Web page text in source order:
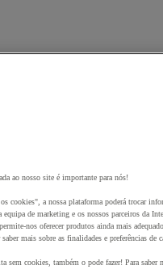
:
ao nosso site é importante para nós!
cookies", a nossa plataforma poderá trocar
equipa de marketing e os nossos parceiros da
nos oferecer produtos ainda mais
mais sobre as finalidades e preferências
sem cookies, também o pode fazer! Para saber